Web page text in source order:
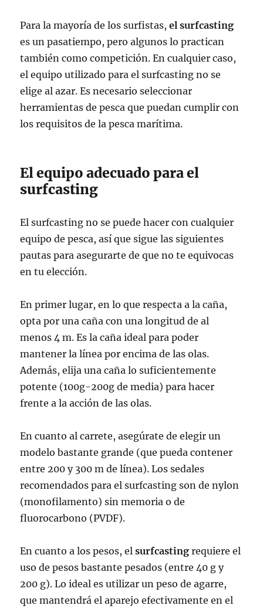
Para la mayoría de los surfistas, el surfcasting
es un pasatiempo, pero algunos lo practican
también como competición. En cualquier caso,
el equipo utilizado para el surfcasting no se
elige al azar. Es necesario seleccionar
herramientas de pesca que puedan cumplir con
los requisitos de la pesca marítima.
El equipo adecuado para el
surfcasting
El surfcasting no se puede hacer con cualquier
equipo de pesca, así que sigue las siguientes
pautas para asegurarte de que no te equivocas
en tu elección.
En primer lugar, en lo que respecta a la caña,
opta por una caña con una longitud de al
menos 4 m. Es la caña ideal para poder
mantener la línea por encima de las olas.
Además, elija una caña lo suficientemente
potente (100g-200g de media) para hacer
frente a la acción de las olas.
En cuanto al carrete, asegúrate de elegir un
modelo bastante grande (que pueda contener
entre 200 y 300 m de línea). Los sedales
recomendados para el surfcasting son de nylon
(monofilamento) sin memoria o de
fluorocarbono (PVDF).
En cuanto a los pesos, elsurfcasting requiere el
uso de pesos bastante pesados (entre 40 g y
200 g). Lo ideal es utilizar un peso de agarre,
que mantendrá el aparejo efectivamente en el